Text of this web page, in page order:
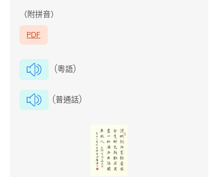
（附拼音）
PDF
(粵語)
(普通話)